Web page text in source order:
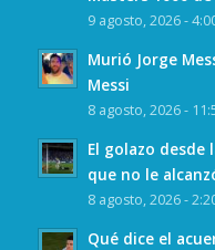
9 agosto, 2026 -
Murió Jorge
Messi
8 agosto, 2026 -
El golazo desde
que no le
8 agosto, 2026 -
Qué dice el